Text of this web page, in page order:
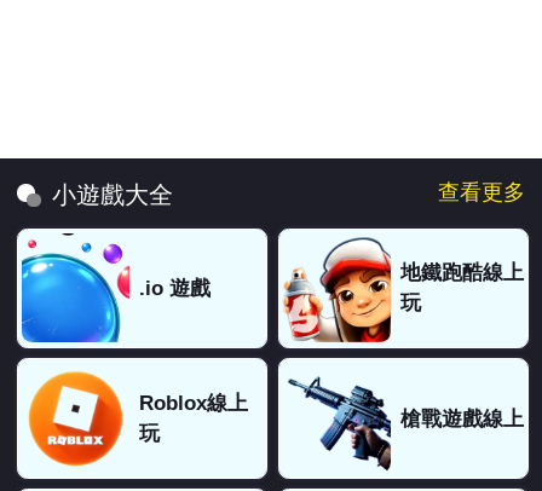
小遊戲大全 查看更多
.io 遊戲
地鐵跑酷線上
玩
Roblox線上
玩
槍戰遊戲線上